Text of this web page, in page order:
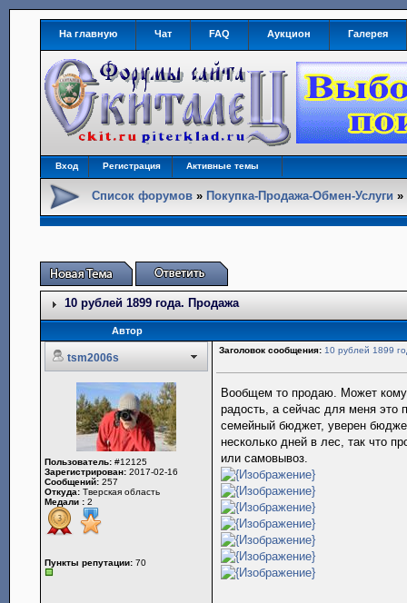
На главную Чат FAQ Аукцион Галерея
Вход Регистрация Активные темы
Список форумов » Покупка-Продажа-Обмен-Услуги »
10 рублей 1899 года. Продажа
Автор
tsm2006s
Заголовок сообщения: 10 рублей 1899
Пользователь: #12125
Зарегистрирован: 2017-02-16
Сообщений: 257
Откуда: Тверская область
Медали : 2
Пункты репутации: 70
Вообщем то продаю. Может кому
радость, а сейчас для меня это
семейный бюджет, уверен
несколько дней в лес, так что
или самовывоз.